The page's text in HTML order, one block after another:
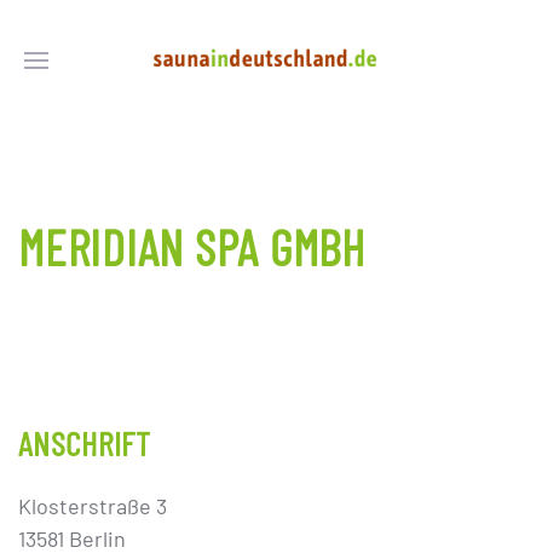
MERIDIAN SPA GMBH
ANSCHRIFT
Klosterstraße 3
13581 Berlin